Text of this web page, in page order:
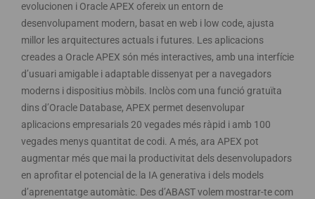
evolucionen i Oracle APEX ofereix un entorn de
desenvolupament modern, basat en web i low code, ajusta
millor les arquitectures actuals i futures. Les aplicacions
creades a Oracle APEX són més interactives, amb una interfície
d’usuari amigable i adaptable dissenyat per a navegadors
moderns i dispositius mòbils. Inclòs com una funció gratuïta
dins d’Oracle Database, APEX permet desenvolupar
aplicacions empresarials 20 vegades més ràpid i amb 100
vegades menys quantitat de codi. A més, ara APEX pot
augmentar més que mai la productivitat dels desenvolupadors
en aprofitar el potencial de la IA generativa i dels models
d’aprenentatge automàtic. Des d’ABAST volem mostrar-te com